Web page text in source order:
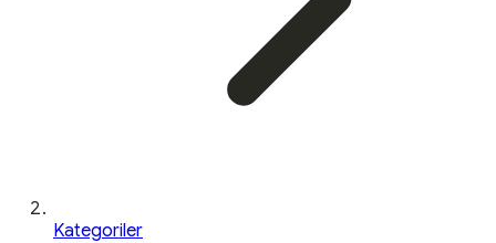
Kategoriler